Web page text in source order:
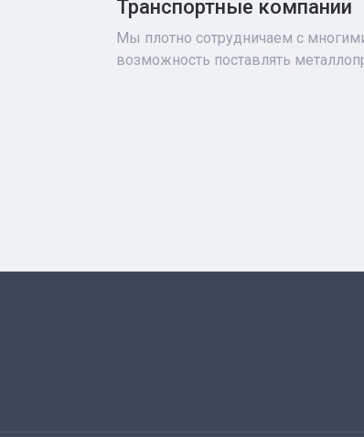
Транспортные компании
Мы плотно сотрудничаем с
возможность поставлять